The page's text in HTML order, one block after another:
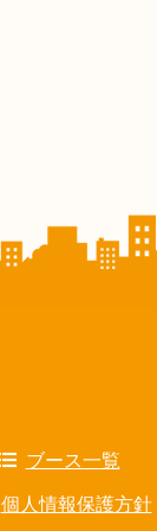
ブース一覧
個人情報保護方針